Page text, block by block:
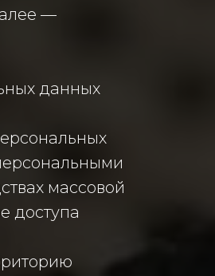
—
данных
массовой
доступа